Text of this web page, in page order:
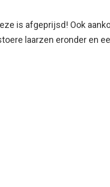
is afgeprijsd! Ook
laarzen eronder en